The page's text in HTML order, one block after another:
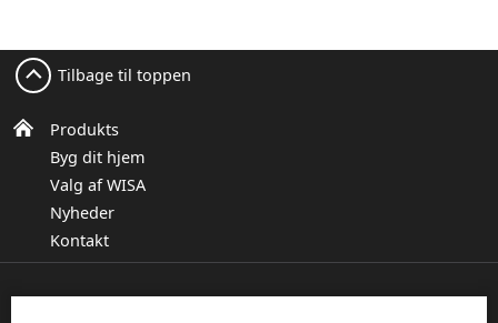
Produkts
Byg dit hjem
Valg af WISA
Nyheder
Kontakt
Tilbage til toppen